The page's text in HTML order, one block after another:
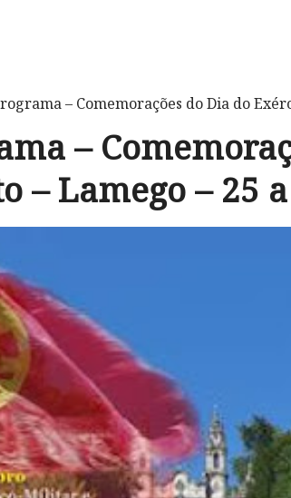
– Comemorações do Dia do
–
– Lamego – 25